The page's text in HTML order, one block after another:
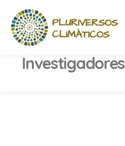
Investigadores